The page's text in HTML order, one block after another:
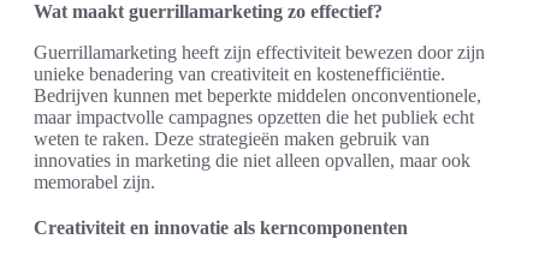
Wat maakt guerrillamarketing zo effectief?
Guerrillamarketing heeft zijn effectiviteit bewezen door zijn
unieke benadering van creativiteit en kostenefficiëntie.
Bedrijven kunnen met beperkte middelen onconventionele,
maar impactvolle campagnes opzetten die het publiek echt
weten te raken. Deze strategieën maken gebruik van
innovaties in marketing die niet alleen opvallen, maar ook
memorabel zijn.
Creativiteit en innovatie als kerncomponenten